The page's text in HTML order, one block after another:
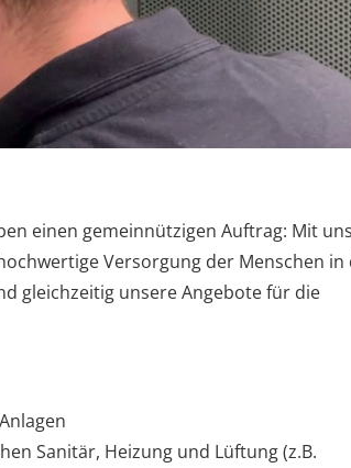
einen gemeinnützigen Auftrag: Mit
Versorgung der Menschen in
gleichzeitig unsere Angebote für die
Sanitär, Heizung und Lüftung (z.B.